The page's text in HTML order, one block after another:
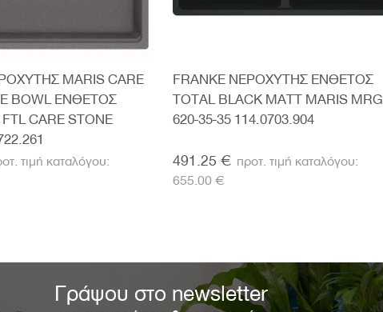
MARIS CARE
BOWL ΕΝΘΕΤΟΣ
CARE STONE
FRANKE ΝΕΡΟΧΥΤΗΣ ΕΝΘΕΤΟΣ
TOTAL BLACK MATT MARIS MRG
620-35-35 114.0703.904
491.25 €
655.00 €
Γράψου στο newsletter